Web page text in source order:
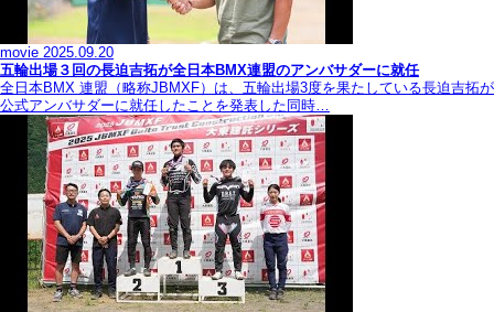
movie 2025.09.20
五輪出場３回の長迫吉拓が全日本BMX連盟のアンバサダーに就任
全日本BMX 連盟（略称JBMXF）は、五輪出場3度を果たしている長迫吉拓が
公式アンバサダーに就任したことを発表した同時…